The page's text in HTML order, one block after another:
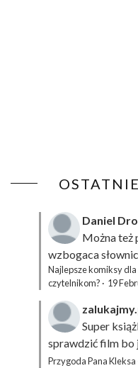
Daniel
Można też
wzbogaca
Najlepsze komiksy
czytelnikom? · 19
Super
sprawdzić film bo
Przygoda Pana Kleksa